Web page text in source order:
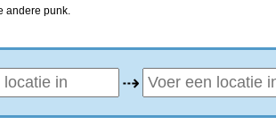
andere punk.
⇢